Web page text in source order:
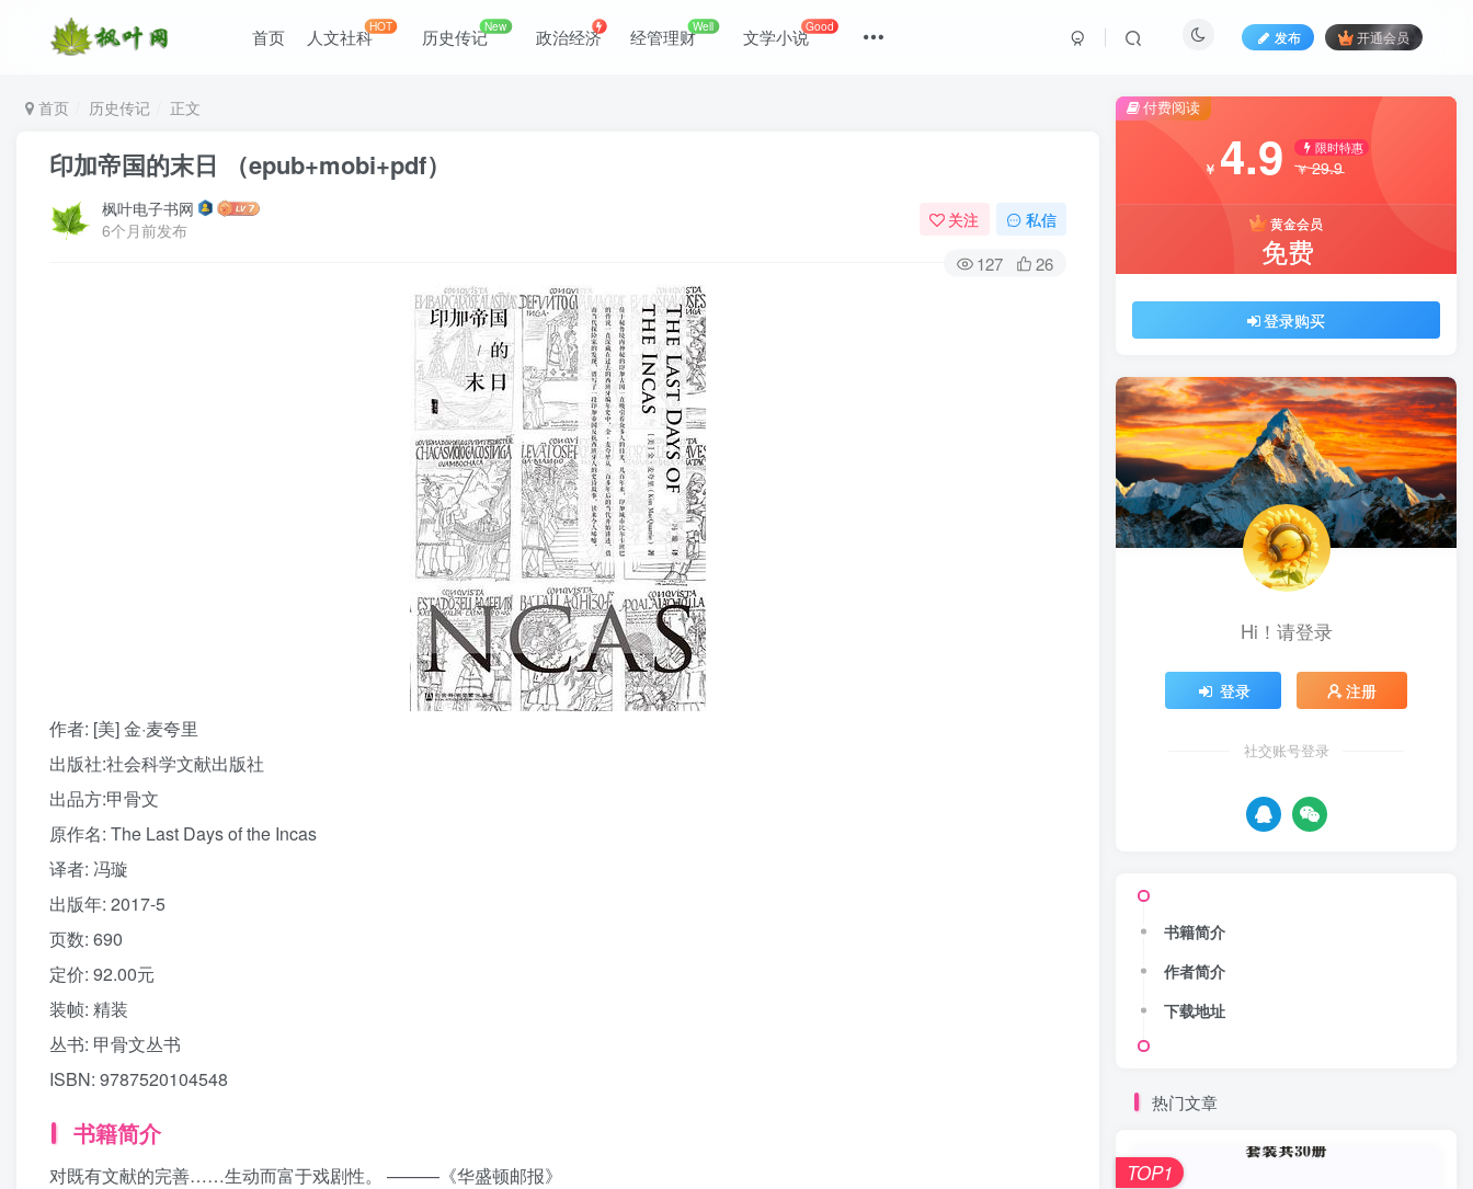
首页 人文社科HOT 历史传记New 政治经济 经管理财Well 文学小说Good
发布 开通会员
首页 历史传记 正文
印加帝国的末日 （epub+mobi+pdf）
枫叶电子书网
6个月前发布
关注 私信
127 26
作者: [美] 金·麦夸里
出版社:社会科学文献出版社
出品方:甲骨文
原作名: The Last Days of the Incas
译者: 冯璇
出版年: 2017-5
页数: 690
定价: 92.00元
装帧: 精装
丛书: 甲骨文丛书
ISBN: 9787520104548
书籍简介
对既有文献的完善……生动而富于戏剧性。 ———《华盛顿邮报》
付费阅读
￥ 4.9 限时特惠
￥29.9
黄金会员
免费
登录购买
Hi！请登录
登录 注册
社交账号登录
书籍简介
作者简介
下载地址
热门文章
TOP1
登录
没有账号？立即注册
用户名/手机号/邮箱
登录密码
记住登录
社交账号登录